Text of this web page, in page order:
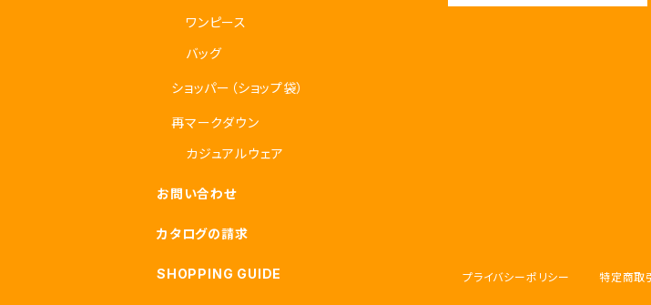
ワンピース
バッグ
ショッパー（ショップ袋）
再マークダウン
カジュアルウェア
お問い合わせ
カタログの請求
SHOPPING GUIDE プライバシーポリシー 特定商取